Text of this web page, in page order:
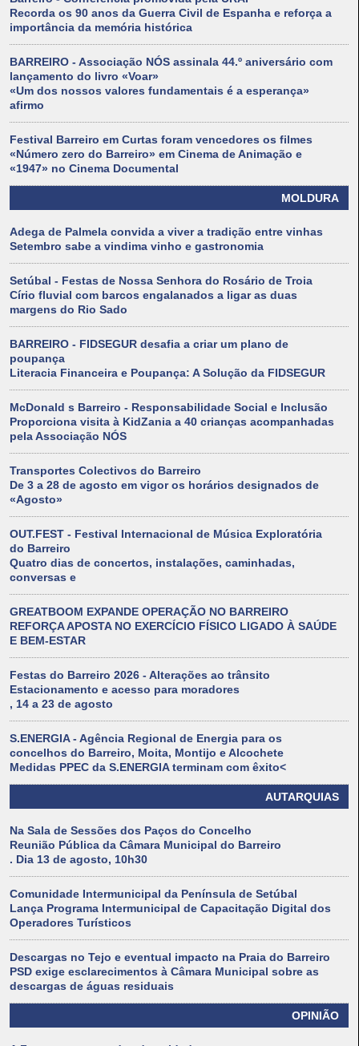
Recorda os 90 anos da Guerra Civil de Espanha e reforça a
importância da memória histórica
BARREIRO - Associação NÓS assinala 44.º aniversário com
lançamento do livro «Voar»
«Um dos nossos valores fundamentais é a esperança»
afirmo
Festival Barreiro em Curtas foram vencedores os filmes
«Número zero do Barreiro» em Cinema de Animação e
«1947» no Cinema Documental
MOLDURA
Adega de Palmela convida a viver a tradição entre vinhas
Setembro sabe a vindima vinho e gastronomia
Setúbal - Festas de Nossa Senhora do Rosário de Troia
Círio fluvial com barcos engalanados a ligar as duas
margens do Rio Sado
BARREIRO - FIDSEGUR desafia a criar um plano de
poupança
Literacia Financeira e Poupança: A Solução da FIDSEGUR
McDonald s Barreiro - Responsabilidade Social e Inclusão
Proporciona visita à KidZania a 40 crianças acompanhadas
pela Associação NÓS
Transportes Colectivos do Barreiro
De 3 a 28 de agosto em vigor os horários designados de
«Agosto»
OUT.FEST - Festival Internacional de Música Exploratória
do Barreiro
Quatro dias de concertos, instalações, caminhadas,
conversas e
GREATBOOM EXPANDE OPERAÇÃO NO BARREIRO
REFORÇA APOSTA NO EXERCÍCIO FÍSICO LIGADO À SAÚDE
E BEM-ESTAR
Festas do Barreiro 2026 - Alterações ao trânsito
Estacionamento e acesso para moradores
, 14 a 23 de agosto
S.ENERGIA - Agência Regional de Energia para os
concelhos do Barreiro, Moita, Montijo e Alcochete
Medidas PPEC da S.ENERGIA terminam com êxito<
AUTARQUIAS
Na Sala de Sessões dos Paços do Concelho
Reunião Pública da Câmara Municipal do Barreiro
. Dia 13 de agosto, 10h30
Comunidade Intermunicipal da Península de Setúbal
Lança Programa Intermunicipal de Capacitação Digital dos
Operadores Turísticos
Descargas no Tejo e eventual impacto na Praia do Barreiro
PSD exige esclarecimentos à Câmara Municipal sobre as
descargas de águas residuais
OPINIÃO